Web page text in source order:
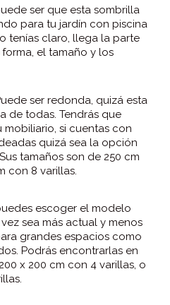
ser que esta sombrilla
para tu jardín con piscina
tenías claro, llega la parte
el tamaño y los
ser redonda, quizá esta
de todas. Tendrás que
si cuentas con
quizá sea la opción
tamaños son de 250 cm
con 8 varillas.
escoger el modelo
sea más actual y menos
grandes espacios como
Podrás encontrarlas en
x 200 cm con 4 varillas, o